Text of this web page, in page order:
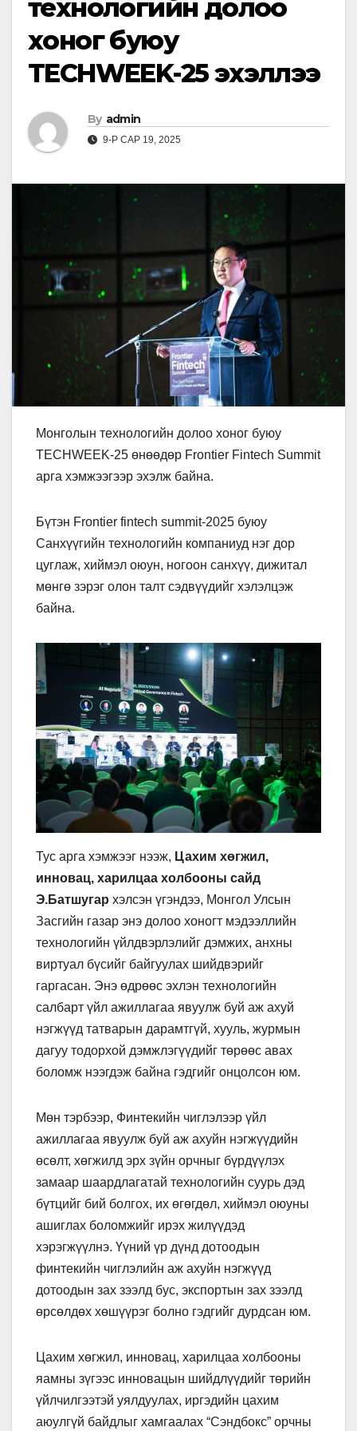
технологийн долоо
хоног буюу
TECHWEEK-25 эхэллээ
By admin
9-Р САР 19, 2025
Монголын технологийн долоо хоног буюу
TECHWEEK-25 өнөөдөр Frontier Fintech Summit
арга хэмжээгээр эхэлж байна.
Бүтэн Frontier fintech summit-2025 буюу
Санхүүгийн технологийн компаниуд нэг дор
цуглаж, хиймэл оюун, ногоон санхүү, дижитал
мөнгө зэрэг олон талт сэдвүүдийг хэлэлцэж
байна.
Тус арга хэмжээг нээж, Цахим хөгжил,
инновац, харилцаа холбооны сайд
Э.Батшугар хэлсэн үгэндээ, Монгол Улсын
Засгийн газар энэ долоо хоногт мэдээллийн
технологийн үйлдвэрлэлийг дэмжих, анхны
виртуал бүсийг байгуулах шийдвэрийг
гаргасан. Энэ өдрөөс эхлэн технологийн
салбарт үйл ажиллагаа явуулж буй аж ахуй
нэгжүүд татварын дарамтгүй, хууль, журмын
дагуу тодорхой дэмжлэгүүдийг төрөөс авах
боломж нээгдэж байна гэдгийг онцолсон юм.
Мөн тэрбээр, Финтекийн чиглэлээр үйл
ажиллагаа явуулж буй аж ахуйн нэгжүүдийн
өсөлт, хөгжилд эрх зүйн орчныг бүрдүүлэх
замаар шаардлагатай технологийн суурь дэд
бүтцийг бий болгох, их өгөгдөл, хиймэл оюуны
ашиглах боломжийг ирэх жилүүдэд
хэрэгжүүлнэ. Үүний үр дүнд дотоодын
финтекийн чиглэлийн аж ахуйн нэгжүүд
дотоодын зах зээлд бус, экспортын зах зээлд
өрсөлдөх хөшүүрэг болно гэдгийг дурдсан юм.
Цахим хөгжил, инновац, харилцаа холбооны
яамны зүгээс инновацын шийдлүүдийг төрийн
үйлчилгээтэй уялдуулах, иргэдийн цахим
аюулгүй байдлыг хамгаалах “Сэндбокс” орчны